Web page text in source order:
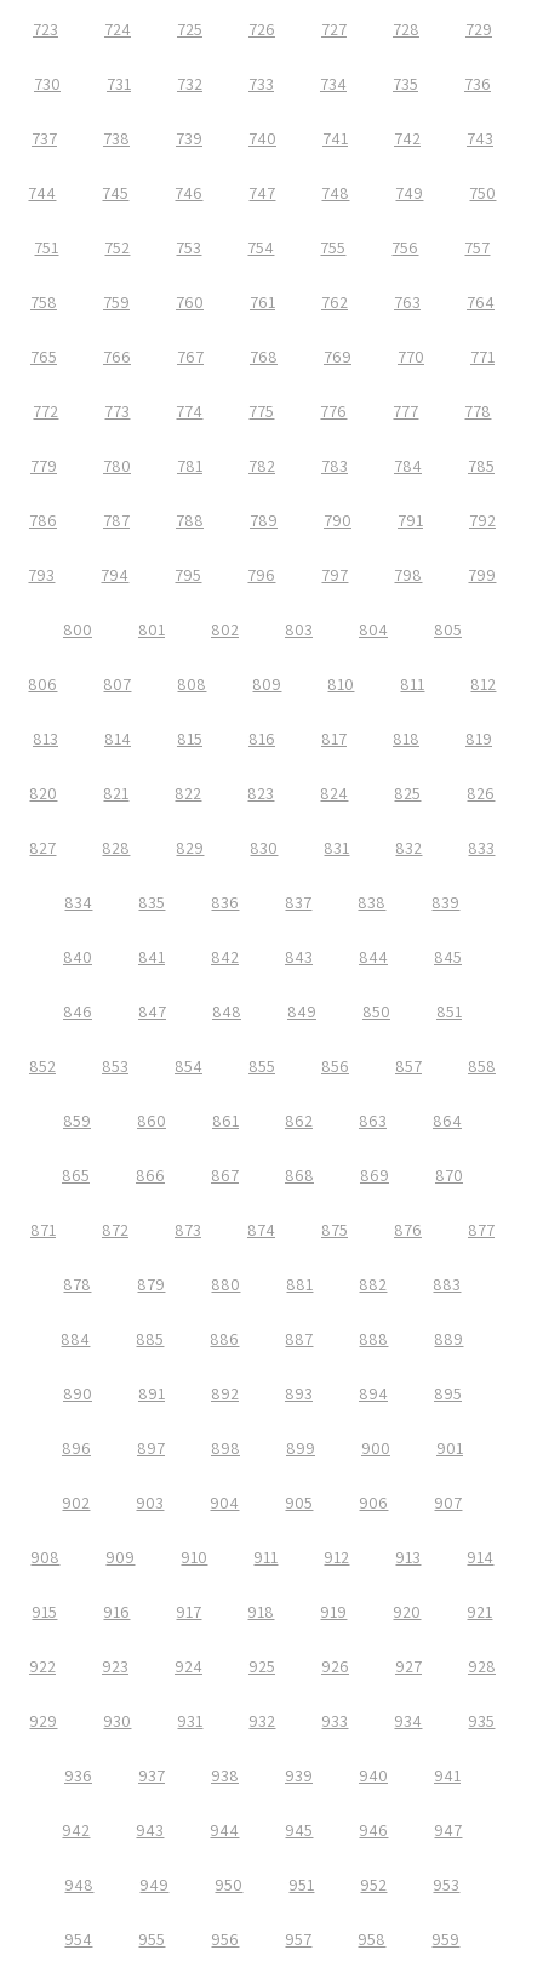
723 724 725 726 727 728 729
730 731 732 733 734 735 736
737 738 739 740 741 742 743
744 745 746 747 748 749 750
751 752 753 754 755 756 757
758 759 760 761 762 763 764
765 766 767 768 769 770 771
772 773 774 775 776 777 778
779 780 781 782 783 784 785
786 787 788 789 790 791 792
793 794 795 796 797 798 799
800 801 802 803 804 805
806 807 808 809 810 811 812
813 814 815 816 817 818 819
820 821 822 823 824 825 826
827 828 829 830 831 832 833
834 835 836 837 838 839
840 841 842 843 844 845
846 847 848 849 850 851
852 853 854 855 856 857 858
859 860 861 862 863 864
865 866 867 868 869 870
871 872 873 874 875 876 877
878 879 880 881 882 883
884 885 886 887 888 889
890 891 892 893 894 895
896 897 898 899 900 901
902 903 904 905 906 907
908 909 910 911 912 913 914
915 916 917 918 919 920 921
922 923 924 925 926 927 928
929 930 931 932 933 934 935
936 937 938 939 940 941
942 943 944 945 946 947
948 949 950 951 952 953
954 955 956 957 958 959